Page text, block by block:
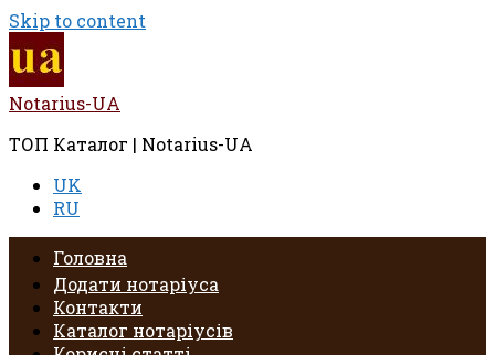
Skip to content
Notarius-UA
ТОП Каталог | Notarius-UA
UK
RU
Головна
Додати нотаріуса
Контакти
Каталог нотаріусів